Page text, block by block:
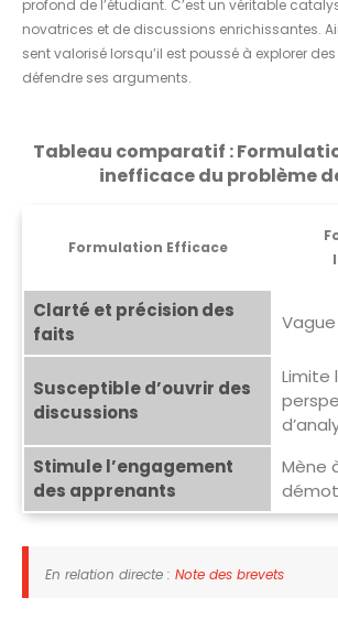
profond de l’étudiant. C’est un véritable
novatrices et de discussions enrichissantes.
sent valorisé lorsqu’il est poussé à explorer
défendre ses arguments.
Tableau comparatif :
inefficace du problème
Formulation Efficace
Clarté et précision des
faits
Susceptible d’ouvrir des
discussions
Limite
Stimule l’engagement
des apprenants
Mène
En relation directe : Note des brevets